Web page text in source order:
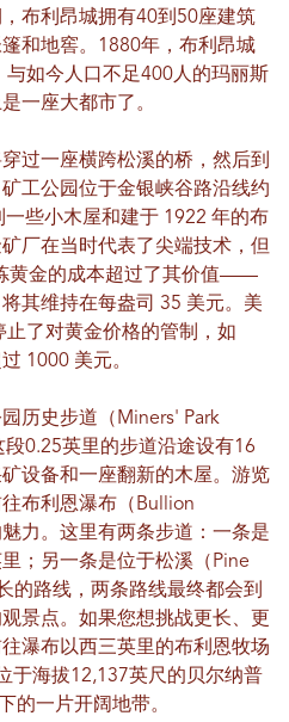
布利昂城拥有40到50座建筑
和地窖。1880年，布利昂城
如今人口不足400人的玛丽斯
一座大都市了。
过一座横跨松溪的桥，然后到
工公园位于金银峡谷路沿线约
些小木屋和建于 1922 年的布
厂在当时代表了尖端技术，但
黄金的成本超过了其价值——
其维持在每盎司 35 美元。美
止了对黄金价格的管制，如
1000 美元。
历史步道（Miners' Park
0.25英里的步道沿途设有16
设备和一座翻新的木屋。游览
布利恩瀑布（Bullion
力。这里有两条步道：一条是
；另一条是位于松溪（Pine
的路线，两条路线最终都会到
景点。如果您想挑战更长、更
瀑布以西三英里的布利恩牧场
于海拔12,137英尺的贝尔纳普
的一片开阔地带。